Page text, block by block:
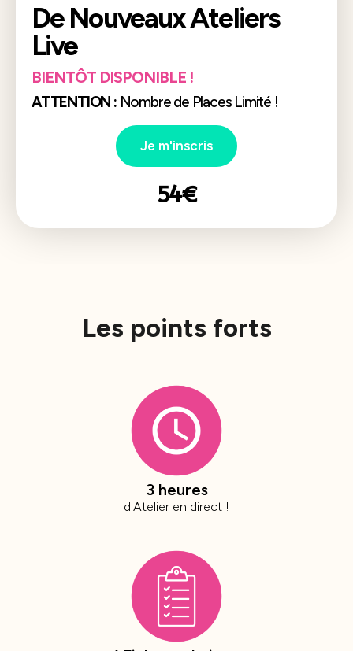
De Nouveaux Ateliers
Live
BIENTÔT DISPONIBLE !
ATTENTION :Nombre de Places Limité !
Je m'inscris
54€
Les points forts
3 heures
d'Atelier en direct !